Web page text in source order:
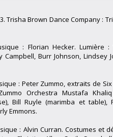
Trisha Brown Dance Company :
: Florian Hecker. Lumière
Campbell, Burr Johnson, Lindsey
: Peter Zummo, extraits de Six
Orchestra Mustafa
Bill Ruyle (marimba et table),
Emmons.
: Alvin Curran. Costumes et